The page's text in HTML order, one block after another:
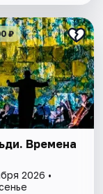
₽
Времена
2026 •